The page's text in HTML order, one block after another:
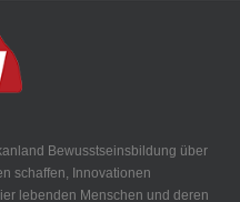
Bewusstseinsbildung über
schaffen, Innovationen
lebenden Menschen und deren